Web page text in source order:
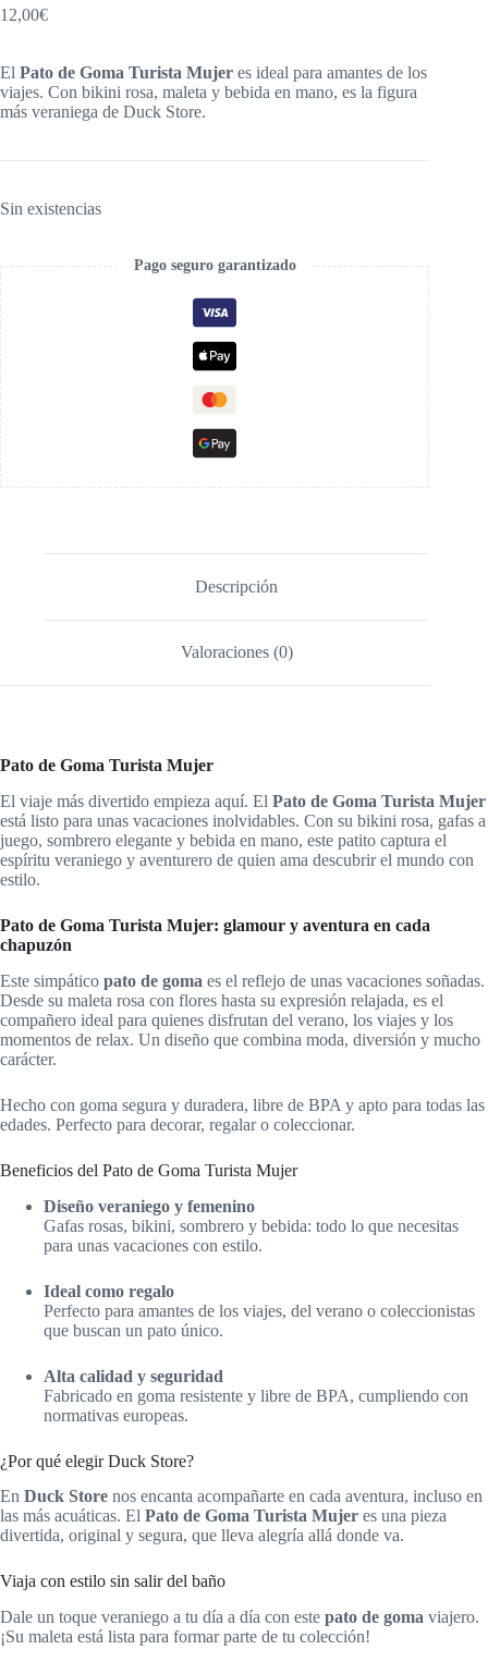
12,00€
El Pato de Goma Turista Mujer es ideal para amantes de los
viajes. Con bikini rosa, maleta y bebida en mano, es la figura
más veraniega de Duck Store.
Sin existencias
Pago seguro garantizado
Descripción
Valoraciones (0)
Pato de Goma Turista Mujer
El viaje más divertido empieza aquí. El Pato de Goma Turista Mujer
está listo para unas vacaciones inolvidables. Con su bikini rosa, gafas a
juego, sombrero elegante y bebida en mano, este patito captura el
espíritu veraniego y aventurero de quien ama descubrir el mundo con
estilo.
Pato de Goma Turista Mujer: glamour y aventura en cada
chapuzón
Este simpático pato de goma es el reflejo de unas vacaciones soñadas.
Desde su maleta rosa con flores hasta su expresión relajada, es el
compañero ideal para quienes disfrutan del verano, los viajes y los
momentos de relax. Un diseño que combina moda, diversión y mucho
carácter.
Hecho con goma segura y duradera, libre de BPA y apto para todas las
edades. Perfecto para decorar, regalar o coleccionar.
Beneficios del Pato de Goma Turista Mujer
Diseño veraniego y femenino
Gafas rosas, bikini, sombrero y bebida: todo lo que necesitas
para unas vacaciones con estilo.
Ideal como regalo
Perfecto para amantes de los viajes, del verano o coleccionistas
que buscan un pato único.
Alta calidad y seguridad
Fabricado en goma resistente y libre de BPA, cumpliendo con
normativas europeas.
¿Por qué elegir Duck Store?
En Duck Store nos encanta acompañarte en cada aventura, incluso en
las más acuáticas. El Pato de Goma Turista Mujer es una pieza
divertida, original y segura, que lleva alegría allá donde va.
Viaja con estilo sin salir del baño
Dale un toque veraniego a tu día a día con este pato de goma viajero.
¡Su maleta está lista para formar parte de tu colección!